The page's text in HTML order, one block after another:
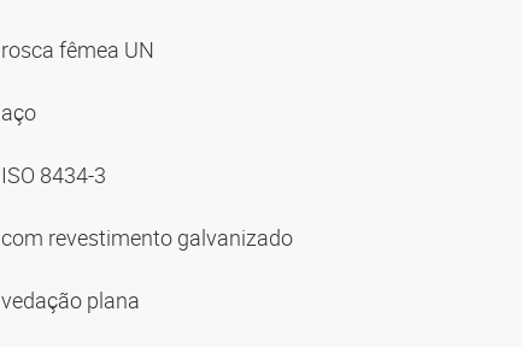
rosca fêmea UN
aço
ISO 8434-3
com revestimento galvanizado
vedação plana